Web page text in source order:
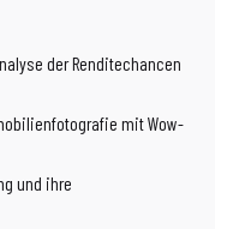
der Renditechancen
mit Wow-
und ihre